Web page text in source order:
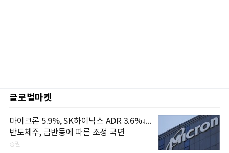
글로벌마켓
마이크론 5.9%, SK하이닉스 ADR 3.6%↓...
반도체주, 급반등에 따른 조정 국면
증권